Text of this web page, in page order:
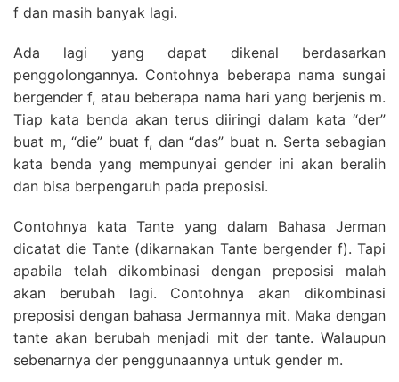
f dan masih banyak lagi.
Ada lagi yang dapat dikenal berdasarkan
penggolongannya. Contohnya beberapa nama sungai
bergender f, atau beberapa nama hari yang berjenis m.
Tiap kata benda akan terus diiringi dalam kata “der”
buat m, “die” buat f, dan “das” buat n. Serta sebagian
kata benda yang mempunyai gender ini akan beralih
dan bisa berpengaruh pada preposisi.
Contohnya kata Tante yang dalam Bahasa Jerman
dicatat die Tante (dikarnakan Tante bergender f). Tapi
apabila telah dikombinasi dengan preposisi malah
akan berubah lagi. Contohnya akan dikombinasi
preposisi dengan bahasa Jermannya mit. Maka dengan
tante akan berubah menjadi mit der tante. Walaupun
sebenarnya der penggunaannya untuk gender m.